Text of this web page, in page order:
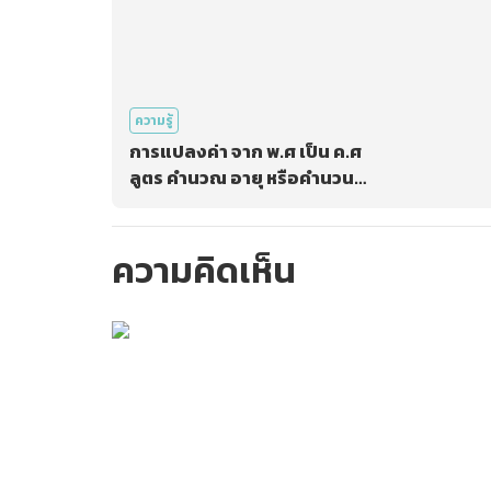
ความรู้
การแปลงค่า จาก พ.ศ เป็น ค.ศ
ลูตร คำนวณ อายุ หรือคำนวน
ความคิดเห็น